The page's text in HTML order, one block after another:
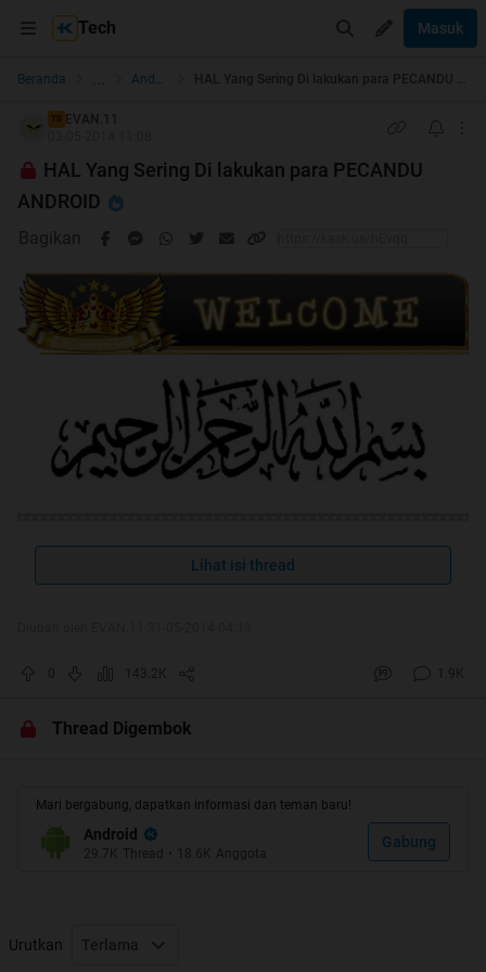
Tech Masuk
Beranda ... Android
TS
EVAN.11
HAL Yang Sering Di lakukan para PECANDU
ANDROID
Bagikan
Lihat isi thread
0 143.2K 1.9K
Thread Digembok
Mari bergabung, dapatkan informasi dan teman baru!
Android
29.7K Thread • 18.6K Anggota
Gabung
Urutkan Terlama